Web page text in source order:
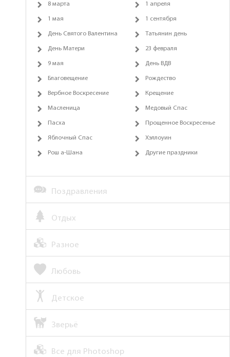
8 марта 1 апреля
1 мая 1 сентября
День Святого Валентина Татьянин день
День Матери 23 февраля
9 мая День ВДВ
Благовещение Рождество
Вербное Воскресение Крещение
Масленица Медовый Спас
Пасха Прощенное Воскресенье
Яблочный Спас Хэллоуин
Рош а-Шана Другие праздники
Поздравления
Отдых
Разное
Любовь
Детское
Зверьё
Все для Photoshop